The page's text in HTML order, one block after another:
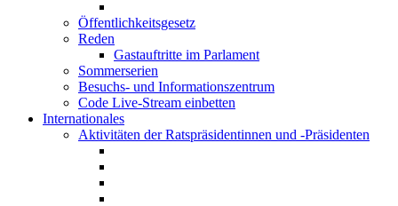
Öffentlichkeitsgesetz
Reden
Gastauftritte im Parlament
Sommerserien
Besuchs- und Informationszentrum
Code Live-Stream einbetten
Internationales
Aktivitäten der Ratspräsidentinnen und -Präsidenten